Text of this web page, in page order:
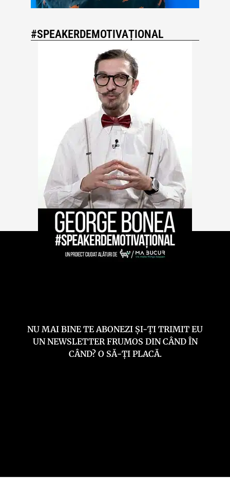
#SPEAKERDEMOTIVAȚIONAL
NU MAI BINE TE ABONEZI ȘI-ȚI TRIMIT EU
UN NEWSLETTER FRUMOS DIN CÂND ÎN
CÂND? O SĂ-ȚI PLACĂ.